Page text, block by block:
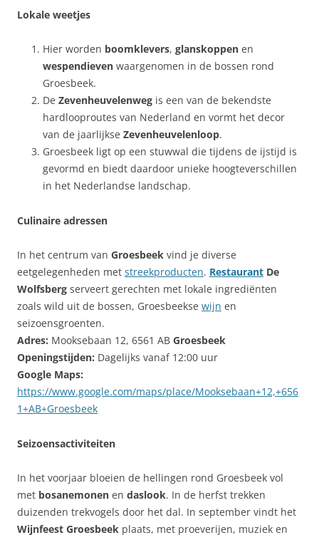
Lokale weetjes
Hier worden boomklevers, glanskoppen en
wespendieven waargenomen in de bossen rond
Groesbeek.
De Zevenheuvelenweg is een van de bekendste
hardlooproutes van Nederland en vormt het decor
van de jaarlijkse Zevenheuvelenloop.
Groesbeek ligt op een stuwwal die tijdens de ijstijd is
gevormd en biedt daardoor unieke hoogteverschillen
in het Nederlandse landschap.
Culinaire adressen
In het centrum van Groesbeek vind je diverse
eetgelegenheden met streekproducten. Restaurant De
Wolfsberg serveert gerechten met lokale ingrediënten
zoals wild uit de bossen, Groesbeekse wijn en
seizoensgroenten.
Adres: Mooksebaan 12, 6561 AB Groesbeek
Openingstijden: Dagelijks vanaf 12:00 uur
Google Maps:
https://www.google.com/maps/place/Mooksebaan+12,+656
1+AB+Groesbeek
Seizoensactiviteiten
In het voorjaar bloeien de hellingen rond Groesbeek vol
met bosanemonen en daslook. In de herfst trekken
duizenden trekvogels door het dal. In september vindt het
Wijnfeest Groesbeek plaats, met proeverijen, muziek en